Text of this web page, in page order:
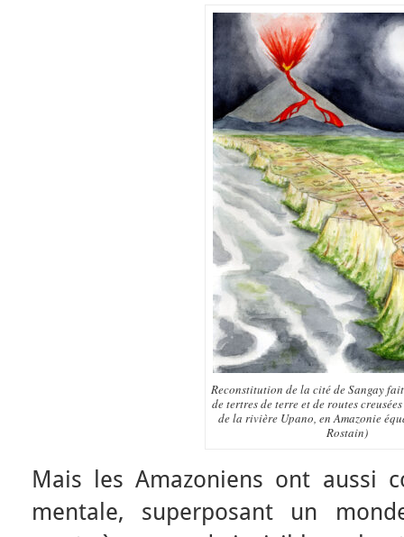
Reconstitution de la cité de Sangay
de tertres de terre et de routes
de la rivière Upano, en Amazonie
Rostain)
Mais les Amazoniens ont aussi
mentale, superposant un